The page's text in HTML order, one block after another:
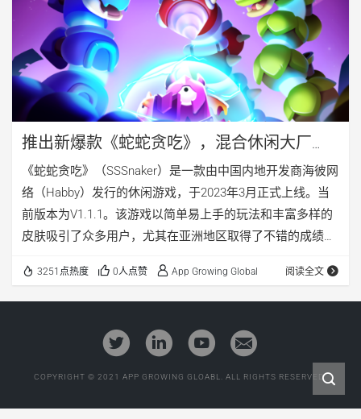
推出新爆款《蛇蛇贪吃》，混合休闲大厂
Habby的休闲游戏买量策略是什么？
《蛇蛇贪吃》（SSSnaker）是一款由中国内地开发商海彼网
络（Habby）发行的休闲游戏，于2023年3月正式上线。当
前版本为V1.1.1。该游戏以简单易上手的玩法和丰富多样的
皮肤吸引了众多用户，尤其在亚洲地区取得了不错的成绩。
3251点热度 0人点赞 App Growing Global 阅读全文
COPYRIGHT © 2021 APP GROWING GLOABL. ALL RIGHTS RESERVED.